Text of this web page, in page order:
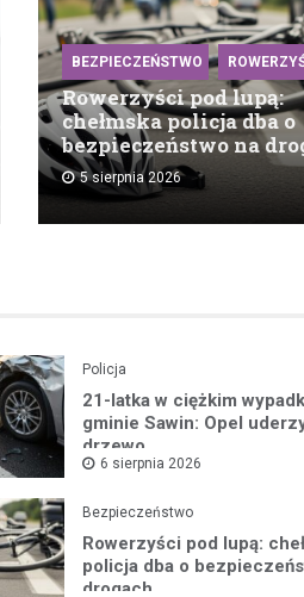
BEZPIECZEŃSTWO
Rowerzyści pod lupą:
chełmska policja dba o
bezpieczeństwo na
5 sierpnia 2026
Policja
21-latka w ciężkim
gminie Sawin: Opel
drzewo
6 sierpnia 2026
Bezpieczeństwo
Rowerzyści pod lupą:
policja dba o
drogach